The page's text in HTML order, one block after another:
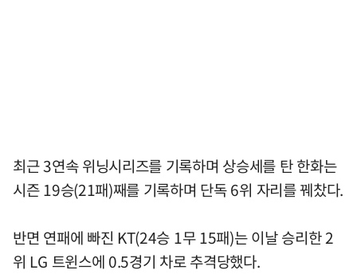
최근 3연속 위닝시리즈를 기록하며 상승세를 탄 한화는
시즌 19승(21패)째를 기록하며 단독 6위 자리를 꿰찼다.
반면 연패에 빠진 KT(24승 1무 15패)는 이날 승리한 2
위 LG 트윈스에 0.5경기 차로 추격당했다.